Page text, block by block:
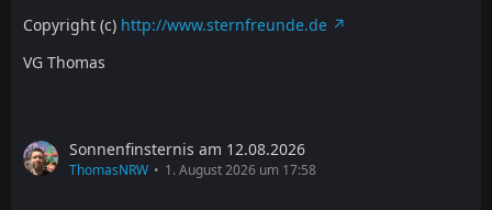
Copyright (c) http://www.sternfreunde.de
VG Thomas
Sonnenfinsternis am 12.08.2026
ThomasNRW 1. August 2026 um 17:58